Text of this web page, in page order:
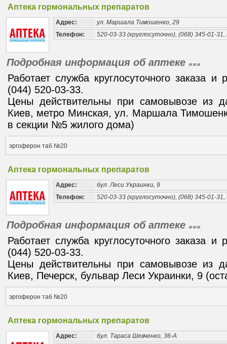
Аптека гормональных препаратов
Адрес:
ул. Маршала Тимошенко, 29
Телефон:
520-03-33 (круглосуточно), (068) 345-01-
Подробная информация об аптеке
Работает служба круглосуточного заказа и
(044) 520-03-33.
Цены действительны при самовывозе из
Киев, метро Минская, ул. Маршала
в секции №5 жилого дома)
эргоферон таб №20
Аптека гормональных препаратов
Адрес:
бул. Леси Украинки, 9
Телефон:
520-03-33 (круглосуточно), (068) 345-01-
Подробная информация об аптеке
Работает служба круглосуточного заказа и
(044) 520-03-33.
Цены действительны при самовывозе из
Киев, Печерск, бульвар Леси Украинки, 9
эргоферон таб №20
Аптека гормональных препаратов
Адрес:
бул. Тараса Шевченко, 36-А